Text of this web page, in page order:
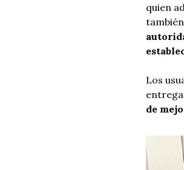
quien
Los
de